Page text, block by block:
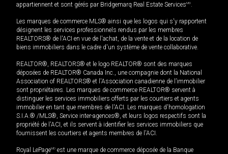
appartiennent et sont gérés par Bridgemarq Real Estate ServicesMD.
Les marques de commerce MLS® ainsi que les logos qui s'y rapportent
désignent les services professionnels rendus par les membres
REALTORS® de l'ACI en vue de l'achat, de la vente et de la location de
biens immobiliers dans le cadre d'un système de vente collaborative.
REALTOR®, REALTORS® et le logo REALTOR® sont des marques
déposées de REALTOR® Canada Inc., une compagnie dont la National
Association of REALTORS® et l'Association canadienne de l’immobilier
sont propriétaires. Les marques de commerce REALTOR® servent à
distinguer les services immobiliers offerts par les courtiers et agents
immobilier en tant que membres de l'ACI. Les marques d'homologation
S.I.A.® /MLS®, Service inter-agences®, et leurs logos respectifs sont la
propriété de l'ACI, et ils servent à identifier les services immobiliers que
fournissent les courtiers et agents membres de l'ACI.
Royal LePageMD est une marque de commerce déposée de la Banque